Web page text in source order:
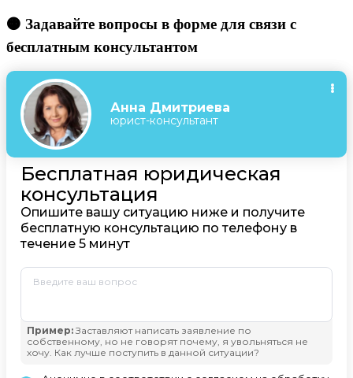
🟠 Задавайте вопросы в форме для связи с
бесплатным консультантом